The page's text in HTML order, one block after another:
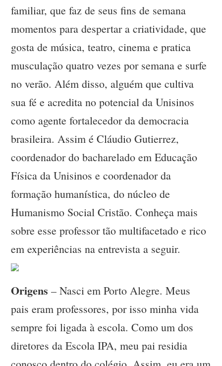
familiar, que faz de seus fins de semana
momentos para despertar a criatividade, que
gosta de música, teatro, cinema e pratica
musculação quatro vezes por semana e surfe
no verão. Além disso, alguém que cultiva
sua fé e acredita no potencial da Unisinos
como agente fortalecedor da democracia
brasileira. Assim é Cláudio Gutierrez,
coordenador do bacharelado em Educação
Física da Unisinos e coordenador da
formação humanística, do núcleo de
Humanismo Social Cristão. Conheça mais
sobre esse professor tão multifacetado e rico
em experiências na entrevista a seguir.
Origens – Nasci em Porto Alegre. Meus
pais eram professores, por isso minha vida
sempre foi ligada à escola. Como um dos
diretores da Escola IPA, meu pai residia